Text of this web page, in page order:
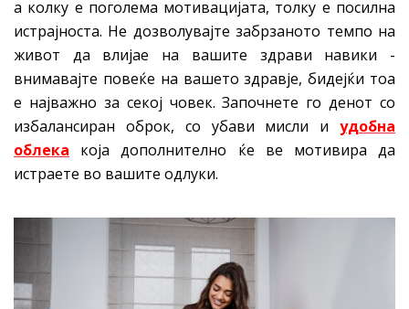
а колку е поголема мотивацијата, толку е посилна
истрајноста. Не дозволувајте забрзаното темпо на
живот да влијае на вашите здрави навики -
внимавајте повеќе на вашето здравје, бидејќи тоа
е најважно за секој човек. Започнете го денот со
избалансиран оброк, со убави мисли и удобна
облека која дополнително ќе ве мотивира да
истраете во вашите одлуки.